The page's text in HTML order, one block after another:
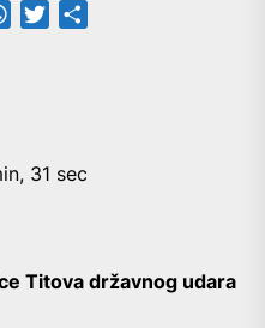
WhatsApp
Twitter
31 sec
Titova državnog udara